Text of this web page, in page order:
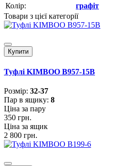
Колір:
графіт
Товари з цієї категорії
Купити
Туфлі KIMBOO B957-15B
Розмiр: 32-37
Пар в ящику: 8
Ціна за пару
350 грн.
Ціна за ящик
2 800 грн.